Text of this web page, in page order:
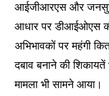
आईजीआरएस और
आधार पर डीआईओएस की
अभिभावकों पर महंगी
दबाव बनाने की शिकायतें
मामला भी सामने आया।